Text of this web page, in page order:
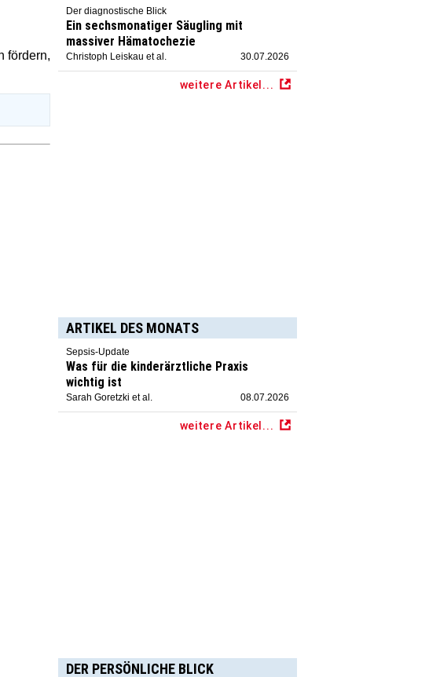
fördern,
Der diagnostische Blick
Ein sechsmonatiger Säugling mit
massiver Hämatochezie
Christoph Leiskau et al. 30.07.2026
weitere Artikel...
ARTIKEL DES MONATS
Sepsis-Update
Was für die kinderärztliche Praxis
wichtig ist
Sarah Goretzki et al. 08.07.2026
weitere Artikel...
DER PERSÖNLICHE BLICK